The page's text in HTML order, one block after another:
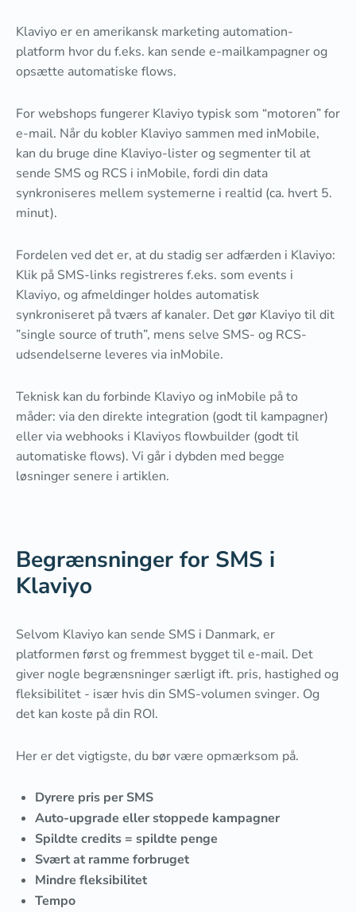
Klaviyo er en amerikansk marketing automation-
platform hvor du f.eks. kan sende e-mailkampagner og
opsætte automatiske flows.
For webshops fungerer Klaviyo typisk som “motoren” for
e-mail. Når du kobler Klaviyo sammen med inMobile,
kan du bruge dine Klaviyo-lister og segmenter til at
sende SMS og RCS i inMobile, fordi din data
synkroniseres mellem systemerne i realtid (ca. hvert 5.
minut).
Fordelen ved det er, at du stadig ser adfærden i Klaviyo:
Klik på SMS-links registreres f.eks. som events i
Klaviyo, og afmeldinger holdes automatisk
synkroniseret på tværs af kanaler. Det gør Klaviyo til dit
”single source of truth”, mens selve SMS- og RCS-
udsendelserne leveres via inMobile.
Teknisk kan du forbinde Klaviyo og inMobile på to
måder: via den direkte integration (godt til kampagner)
eller via webhooks i Klaviyos flowbuilder (godt til
automatiske flows). Vi går i dybden med begge
løsninger senere i artiklen.
Begrænsninger for SMS i
Klaviyo
Selvom Klaviyo kan sende SMS i Danmark, er
platformen først og fremmest bygget til e-mail. Det
giver nogle begrænsninger særligt ift. pris, hastighed og
fleksibilitet - især hvis din SMS-volumen svinger. Og
det kan koste på din ROI.
Her er det vigtigste, du bør være opmærksom på.
Dyrere pris per SMS
Auto-upgrade eller stoppede kampagner
Spildte credits = spildte penge
Svært at ramme forbruget
Mindre fleksibilitet
Tempo